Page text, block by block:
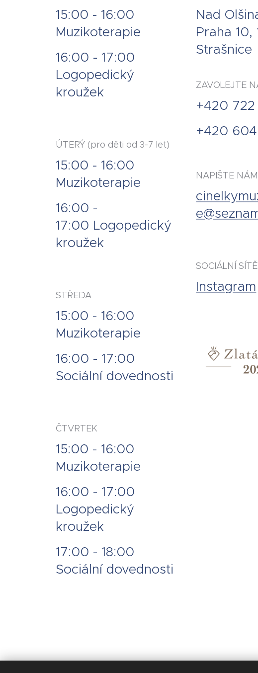
15:00 - 16:00
Muzikoterapie
16:00 - 17:00
Logopedický
kroužek
ÚTERÝ (pro děti od 3-7 let)
15:00 - 16:00
Muzikoterapie
16:00 -
17:00 Logopedický
kroužek
STŘEDA
15:00 - 16:00
Muzikoterapie
16:00 - 17:00
Sociální dovednosti
ČTVRTEK
15:00 - 16:00
Muzikoterapie
16:00 - 17:00
Logopedický
kroužek
17:00 - 18:00
Sociální dovednosti
Nad
Praha
Strašnice
ZAVOLEJTE
+420
+420
NAPIŠTE NÁM
SOCIÁLNÍ SÍTĚ
Instagram